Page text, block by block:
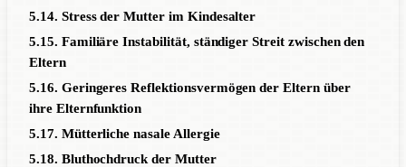
5.14. Stress der Mutter im Kindesalter
5.15. Familiäre Instabilität, ständiger Streit zwischen den
Eltern
5.16. Geringeres Reflektionsvermögen der Eltern über
ihre Elternfunktion
5.17. Mütterliche nasale Allergie
5.18. Bluthochdruck der Mutter